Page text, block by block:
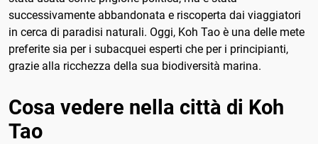
successivamente abbandonata e riscoperta dai viaggiatori
in cerca di paradisi naturali. Oggi, Koh Tao è una delle mete
preferite sia per i subacquei esperti che per i principianti,
grazie alla ricchezza della sua biodiversità marina.
Cosa vedere nella città di Koh
Tao